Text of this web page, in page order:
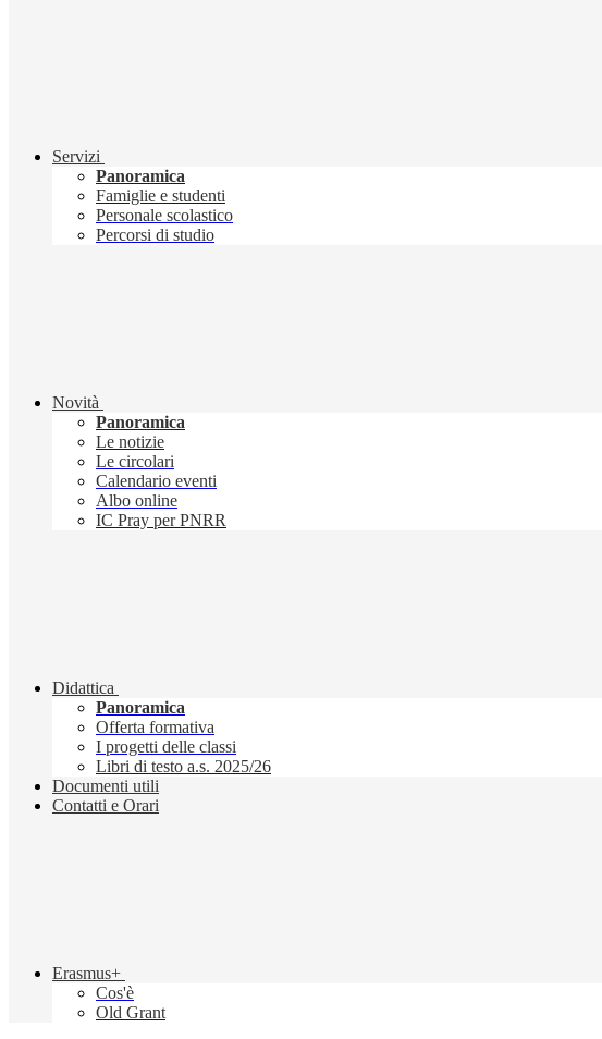
Servizi
Panoramica
Famiglie e studenti
Personale scolastico
Percorsi di studio
Novità
Panoramica
Le notizie
Le circolari
Calendario eventi
Albo online
IC Pray per PNRR
Didattica
Panoramica
Offerta formativa
I progetti delle classi
Libri di testo a.s. 2025/26
Documenti utili
Contatti e Orari
Erasmus+
Cos'è
Old Grant